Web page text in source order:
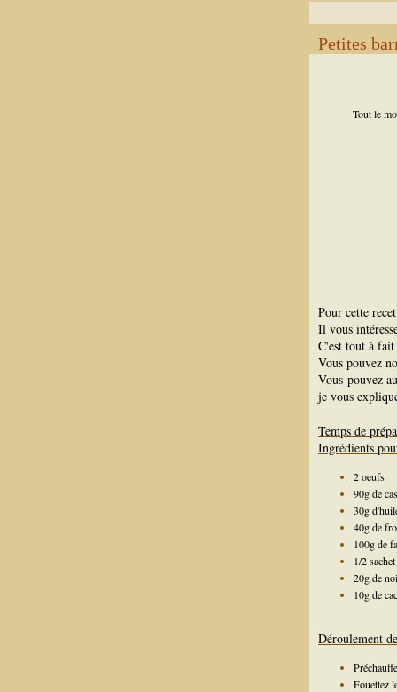
Petites
Tout le
Pour cette
Il vous
C'est tout à
Vous pouvez
Vous pouvez
je vous
Temps de
Ingrédients
2 oeufs
90g de
30g
40g de
100g de
1/2
20g de
10g de
Déroulement
Fouettez